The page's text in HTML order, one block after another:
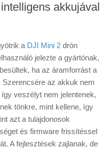
akkujával
a DJI Mini 2 drón
jelezte a gyártónak,
ha az áramforrást a
Szerencsére az akkuk nem
veszélyt nem jelentenek,
tönkre, mint kellene, így
azt a tulajdonosok
és firmware frissítéssel
A fejlesztések zajlanak, de